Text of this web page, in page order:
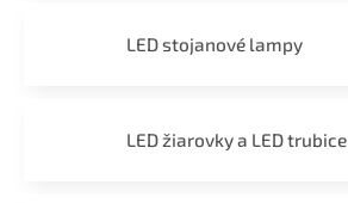
LED stojanové lampy
LED žiarovky a LED trubice